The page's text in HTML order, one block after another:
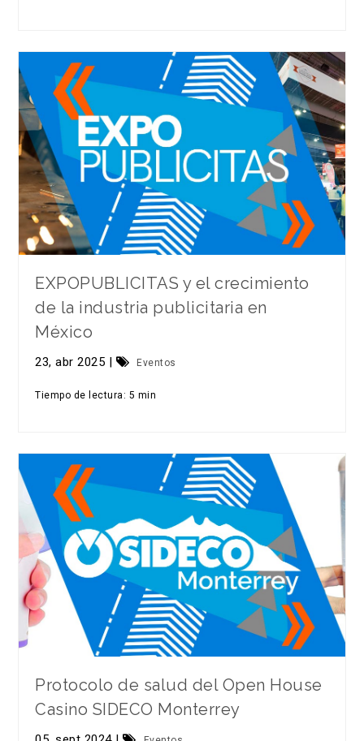
EXPOPUBLICITAS y el crecimiento
de la industria publicitaria en
México
23, abr 2025 | Eventos
Tiempo de lectura: 5 min
Protocolo de salud del Open House
Casino SIDECO Monterrey